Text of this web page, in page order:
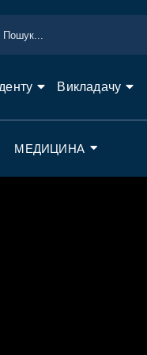
Викладачу
МЕДИЦИНА